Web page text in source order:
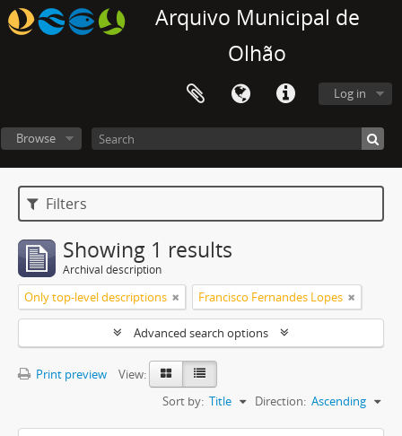
Arquivo Municipal de
Olhão
Log in
Browse
Filters
Showing 1 results
Archival description
Only top-level descriptions Francisco Fernandes Lopes
Advanced search options
Print preview
View:
Sort by: Title Direction: Ascending